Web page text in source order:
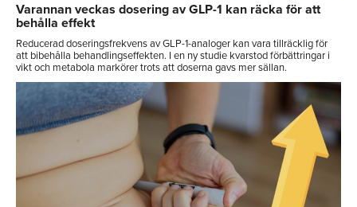
Varannan veckas dosering av GLP-1 kan räcka för att
behålla effekt
Reducerad doseringsfrekvens av GLP-1-analoger kan vara tillräcklig för
att bibehålla behandlingseffekten. I en ny studie kvarstod förbättringar i
vikt och metabola markörer trots att doserna gavs mer sällan.